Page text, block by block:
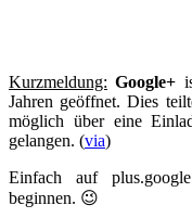
Kurzmeldung: Google+
Jahren geöffnet. Dies
möglich über eine
gelangen. (via)
Einfach auf
beginnen. 😉